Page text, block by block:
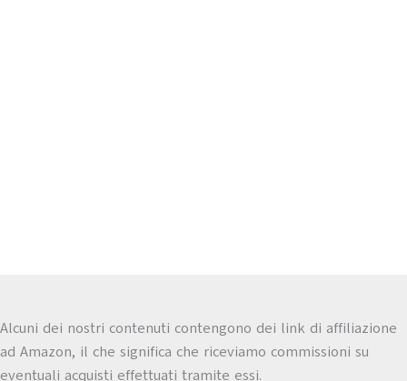
Alcuni dei nostri contenuti contengono dei link di affiliazione
ad Amazon, il che significa che riceviamo commissioni su
eventuali acquisti effettuati tramite essi.